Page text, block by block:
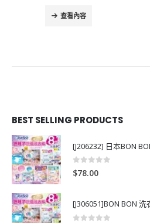
查看內容
BEST SELLING PRODUCTS
0out of 5
$78.00
[J306051]BON BON